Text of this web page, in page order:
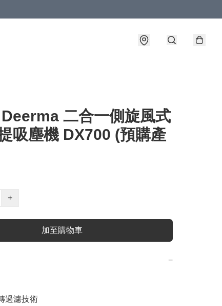
二合一側旋風式
吸塵機 DX700 (預購產
+
加至購物車
−
過濾技術